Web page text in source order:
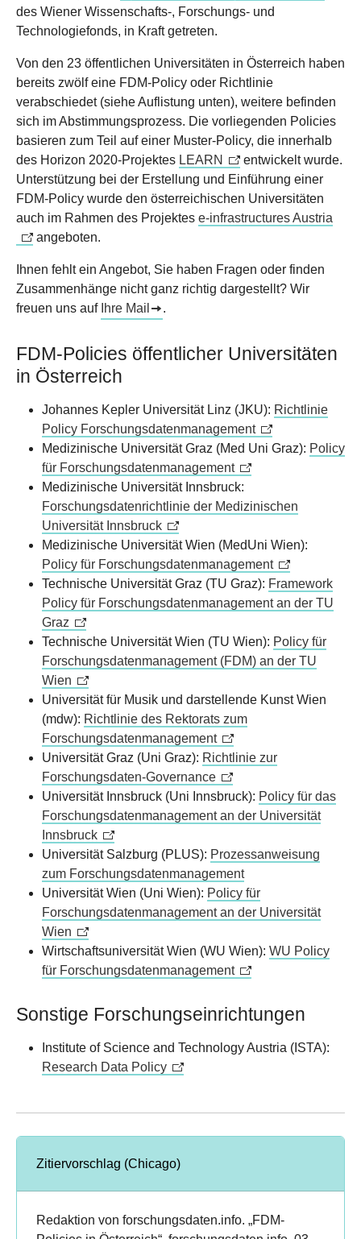
des Wiener Wissenschafts-, Forschungs- und
Technologiefonds, in Kraft getreten.
Von den 23 öffentlichen Universitäten in Österreich haben
bereits zwölf eine FDM-Policy oder Richtlinie
verabschiedet (siehe Auflistung unten), weitere befinden
sich im Abstimmungsprozess. Die vorliegenden Policies
basieren zum Teil auf einer Muster-Policy, die innerhalb
des Horizon 2020-Projektes LEARN
entwickelt wurde.
Unterstützung bei der Erstellung und Einführung einer
FDM-Policy wurde den österreichischen Universitäten
auch im Rahmen des Projektes e-infrastructures Austria
angeboten.
Ihnen fehlt ein Angebot, Sie haben Fragen oder finden
Zusammenhänge nicht ganz richtig dargestellt? Wir
freuen uns auf Ihre Mail .
FDM-Policies öffentlicher Universitäten
in Österreich
Johannes Kepler Universität Linz (JKU): Richtlinie
Policy Forschungsdatenmanagement
Medizinische Universität Graz (Med Uni Graz): Policy
für Forschungsdatenmanagement
Medizinische Universität Innsbruck:
Forschungsdatenrichtlinie der Medizinischen
Universität Innsbruck
Medizinische Universität Wien (MedUni Wien):
Policy für Forschungsdatenmanagement
Technische Universität Graz (TU Graz): Framework
Policy für Forschungsdatenmanagement an der TU
Graz
Technische Universität Wien (TU Wien): Policy für
Forschungsdatenmanagement (FDM) an der TU
Wien
Universität für Musik und darstellende Kunst Wien
(mdw): Richtlinie des Rektorats zum
Forschungsdatenmanagement
Universität Graz (Uni Graz): Richtlinie zur
Forschungsdaten-Governance
Universität Innsbruck (Uni Innsbruck): Policy für das
Forschungsdatenmanagement an der Universität
Innsbruck
Universität Salzburg (PLUS): Prozessanweisung
zum Forschungsdatenmanagement
Universität Wien (Uni Wien): Policy für
Forschungsdatenmanagement an der Universität
Wien
Wirtschaftsuniversität Wien (WU Wien): WU Policy
für Forschungsdatenmanagement
Sonstige Forschungseinrichtungen
Institute of Science and Technology Austria (ISTA):
Research Data Policy
Zitiervorschlag (Chicago)
Redaktion von forschungsdaten.info. „FDM-